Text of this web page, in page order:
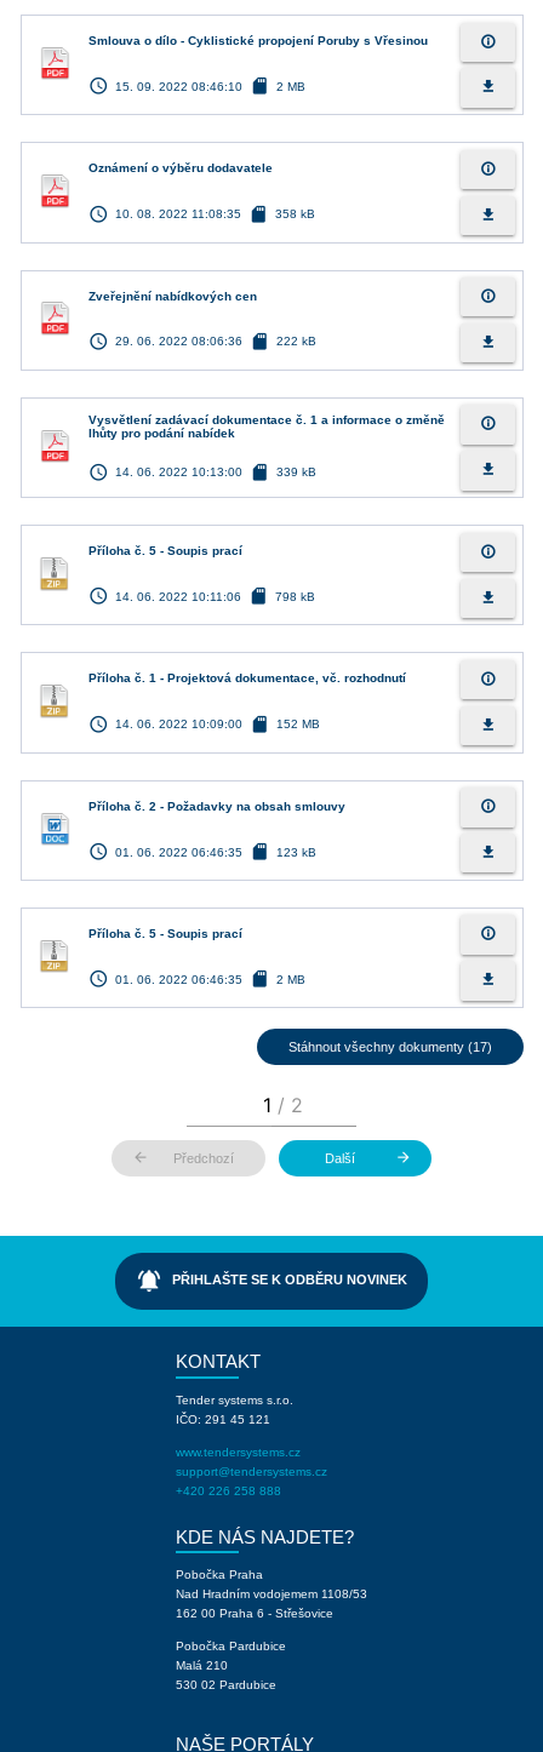
Smlouva o dílo - Cyklistické propojení Poruby s Vřesinou
access_time 15. 09. 2022 08:46:10 sd_card 2 MB
info_outline
file_download
Oznámení o výběru dodavatele
access_time 10. 08. 2022 11:08:35 sd_card 358 kB
info_outline
file_download
Zveřejnění nabídkových cen
access_time 29. 06. 2022 08:06:36 sd_card 222 kB
info_outline
file_download
Vysvětlení zadávací dokumentace č. 1 a informace o změně
lhůty pro podání nabídek
access_time 14. 06. 2022 10:13:00 sd_card 339 kB
info_outline
file_download
Příloha č. 5 - Soupis prací
access_time 14. 06. 2022 10:11:06 sd_card 798 kB
info_outline
file_download
Příloha č. 1 - Projektová dokumentace, vč. rozhodnutí
access_time 14. 06. 2022 10:09:00 sd_card 152 MB
info_outline
file_download
Příloha č. 2 - Požadavky na obsah smlouvy
access_time 01. 06. 2022 06:46:35 sd_card 123 kB
info_outline
file_download
Příloha č. 5 - Soupis prací
access_time 01. 06. 2022 06:46:35 sd_card 2 MB
info_outline
file_download
Stáhnout všechny dokumenty (17)
arrow_back Předchozí Další arrow_forward
notifications_active PŘIHLAŠTE SE K ODBĚRU NOVINEK
KONTAKT
Tender systems s.r.o.
IČO: 291 45 121
www.tendersystems.cz
support@tendersystems.cz
+420 226 258 888
KDE NÁS NAJDETE?
Pobočka Praha
Nad Hradním vodojemem 1108/53
162 00 Praha 6 - Střešovice
Pobočka Pardubice
Malá 210
530 02 Pardubice
NAŠE PORTÁLY